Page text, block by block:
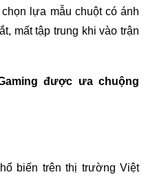
lựa mẫu chuột có ánh
mất tập trung khi vào trận
được ưa chuộng
biến trên thị trường Việt